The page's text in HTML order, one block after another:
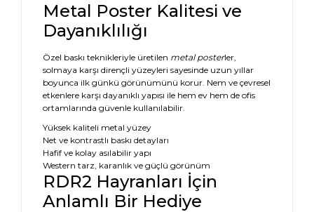
Metal Poster Kalitesi ve
Dayanıklılığı
Özel baskı teknikleriyle üretilen metal posterler,
solmaya karşı dirençli yüzeyleri sayesinde uzun yıllar
boyunca ilk günkü görünümünü korur. Nem ve çevresel
etkenlere karşı dayanıklı yapısı ile hem ev hem de ofis
ortamlarında güvenle kullanılabilir.
Yüksek kaliteli metal yüzey
Net ve kontrastlı baskı detayları
Hafif ve kolay asılabilir yapı
Western tarz, karanlık ve güçlü görünüm
RDR2 Hayranları İçin
Anlamlı Bir Hediye